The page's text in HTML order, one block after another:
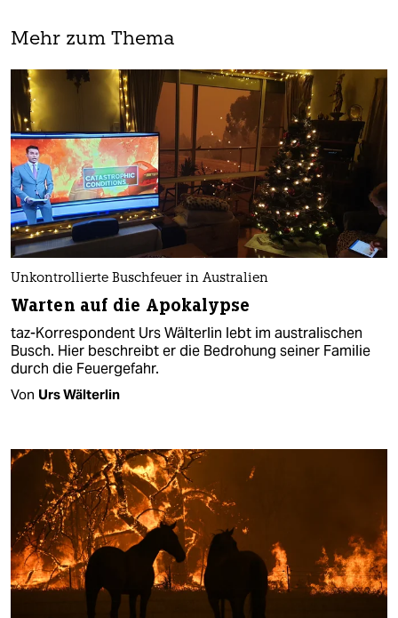
Mehr zum Thema
Unkontrollierte Buschfeuer in Australien
Warten auf die Apokalypse
taz-Korrespondent Urs Wälterlin lebt im australischen
Busch. Hier beschreibt er die Bedrohung seiner Familie
durch die Feuergefahr.
Von Urs Wälterlin